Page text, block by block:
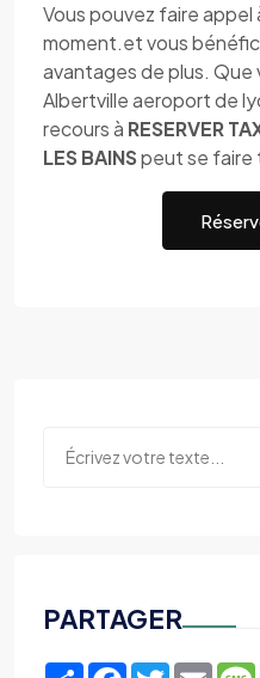
Vous pouvez faire
moment.et vous
avantages de plus.
Albertville aeroport de
recours à RESERVER
LES BAINSpeut se faire
PARTAGER
ShareFacebook
TwitterEmail